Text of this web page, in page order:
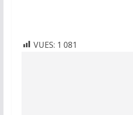
VUES: 1 081